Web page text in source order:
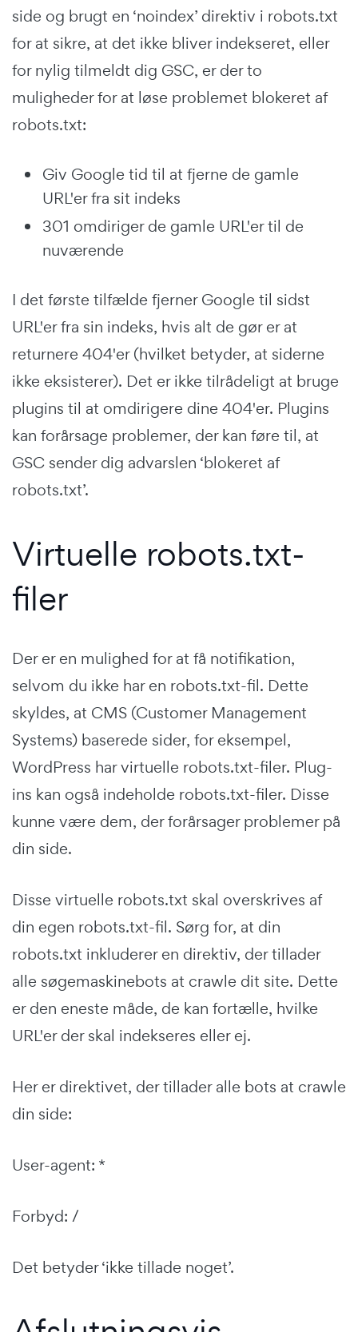
side og brugt en ‘noindex’ direktiv i robots.txt
for at sikre, at det ikke bliver indekseret, eller
for nylig tilmeldt dig GSC, er der to
muligheder for at løse problemet blokeret af
robots.txt:
Giv Google tid til at fjerne de gamle
URL'er fra sit indeks
301 omdiriger de gamle URL'er til de
nuværende
I det første tilfælde fjerner Google til sidst
URL'er fra sin indeks, hvis alt de gør er at
returnere 404'er (hvilket betyder, at siderne
ikke eksisterer). Det er ikke tilrådeligt at bruge
plugins til at omdirigere dine 404'er. Plugins
kan forårsage problemer, der kan føre til, at
GSC sender dig advarslen ‘blokeret af
robots.txt’.
Virtuelle robots.txt-
filer
Der er en mulighed for at få notifikation,
selvom du ikke har en robots.txt-fil. Dette
skyldes, at CMS (Customer Management
Systems) baserede sider, for eksempel,
WordPress har virtuelle robots.txt-filer. Plug-
ins kan også indeholde robots.txt-filer. Disse
kunne være dem, der forårsager problemer på
din side.
Disse virtuelle robots.txt skal overskrives af
din egen robots.txt-fil. Sørg for, at din
robots.txt inkluderer en direktiv, der tillader
alle søgemaskinebots at crawle dit site. Dette
er den eneste måde, de kan fortælle, hvilke
URL'er der skal indekseres eller ej.
Her er direktivet, der tillader alle bots at crawle
din side:
User-agent: *
Forbyd: /
Det betyder ‘ikke tillade noget’.